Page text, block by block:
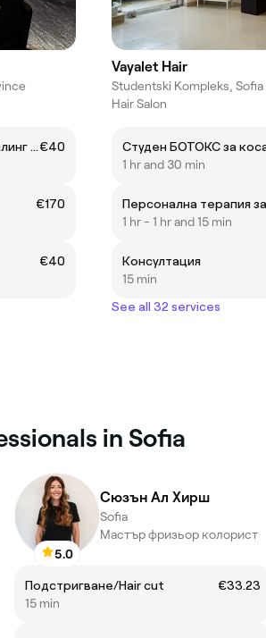
Възстановяваща терапия + сешоар (стайлинг с преса/маша)€40
€170
€40
Vayalet Hair
Studentski Kompleks,
Hair Salon
Студен БОТОКС за
1 hr and 30 min
Персонална терапия
1 hr - 1 hr and 15 min
Консултация
15 min
See all 32 services
in Sofia
5.0
Сюзън Ал Хирш
Sofia
Мастър фризьор колорист
Подстригване/Hair cut
€33.23
15 min